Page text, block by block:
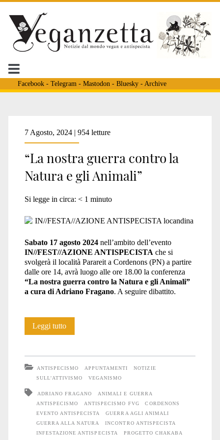
Facebook- Telegram - Mastodon - Bluesky- Archive
Tag:
<span>antispecismo
fvg</span>
7 Agosto, 2024 | 954 letture
“La nostra guerra contro la
Natura e gli Animali”
Si legge in circa: < 1 minuto
Sabato 17 agosto 2024nell’ambito dell’evento
IN//FEST//AZIONE ANTISPECISTA che si
svolgerà il località Parareit a Cordenons (PN) a partire
dalle ore 14, avrà luogo alle ore 18.00 la conferenza
“La nostra guerra contro la Natura e gli Animali”
a cura di Adriano Fragano. A seguire dibattito.
Leggi tutto“La
contro
la
Natura
e
ANTISPECISMO APPUNTAMENTI
NOTIZIE
SULL'ATTIVISMO
VEGANISMO
ADRIANO FRAGANO
ANIMALI E GUERRA
ANTISPECISMO
ANTISPECISMO FVG
CORDENONS
EVENTO ANTISPECISTA
GUERRA AGLI ANIMALI
GUERRA ALLA NATURA
INCONTRO ANTISPECISTA
INFESTAZIONE ANTISPECISTA
PROGETTO CHAKABA